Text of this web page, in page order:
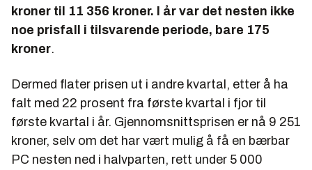
kroner til 11 356 kroner. I år var det nesten ikke
noe prisfall i tilsvarende periode, bare 175
kroner.
Dermed flater prisen ut i andre kvartal, etter å ha
falt med 22 prosent fra første kvartal i fjor til
første kvartal i år. Gjennomsnittsprisen er nå 9 251
kroner, selv om det har vært mulig å få en bærbar
PC nesten ned i halvparten, rett under 5 000